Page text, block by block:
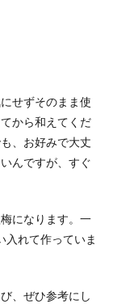
せずそのまま使
から和えてくだ
、お好みで大丈
んですが、すぐ
になります。一
入れて作っていま
、ぜひ参考にし